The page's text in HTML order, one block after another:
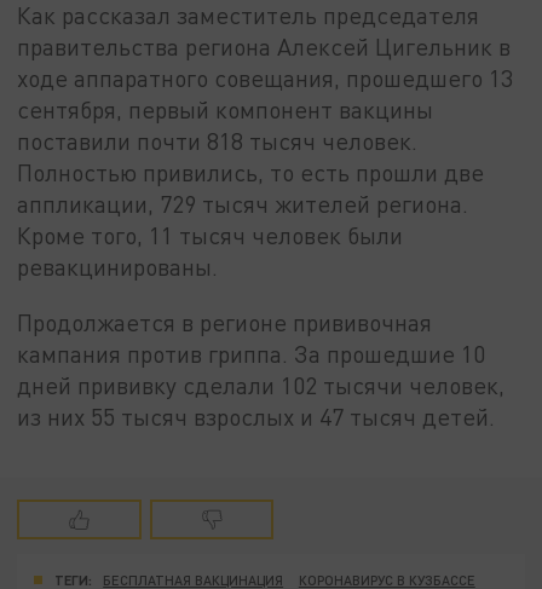
Как рассказал заместитель председателя
правительства региона Алексей Цигельник в
ходе аппаратного совещания, прошедшего 13
сентября, первый компонент вакцины
поставили почти 818 тысяч человек.
Полностью привились, то есть прошли две
аппликации, 729 тысяч жителей региона.
Кроме того, 11 тысяч человек были
ревакцинированы.
Продолжается в регионе прививочная
кампания против гриппа. За прошедшие 10
дней прививку сделали 102 тысячи человек,
из них 55 тысяч взрослых и 47 тысяч детей.
ТЕГИ: БЕСПЛАТНАЯ ВАКЦИНАЦИЯ
КОРОНАВИРУС В КУЗБАССЕ